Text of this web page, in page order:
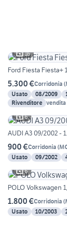
16
Ford Fiesta Fiesta+
5.300 €Corridonia (
Usato
08/2009
Rivenditore vendita
6
AUDI A3 09/2002 -
900 €Corridonia (
Usato
09/2002
6
POLO Volkswagen
1.800 €Corridonia (
Usato
10/2003